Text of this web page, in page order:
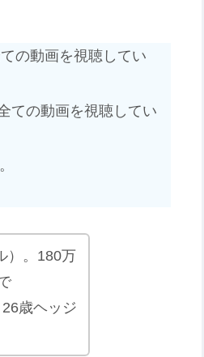
の動画を視聴してい
ての動画を視聴してい
）。180万
歳ヘッジ